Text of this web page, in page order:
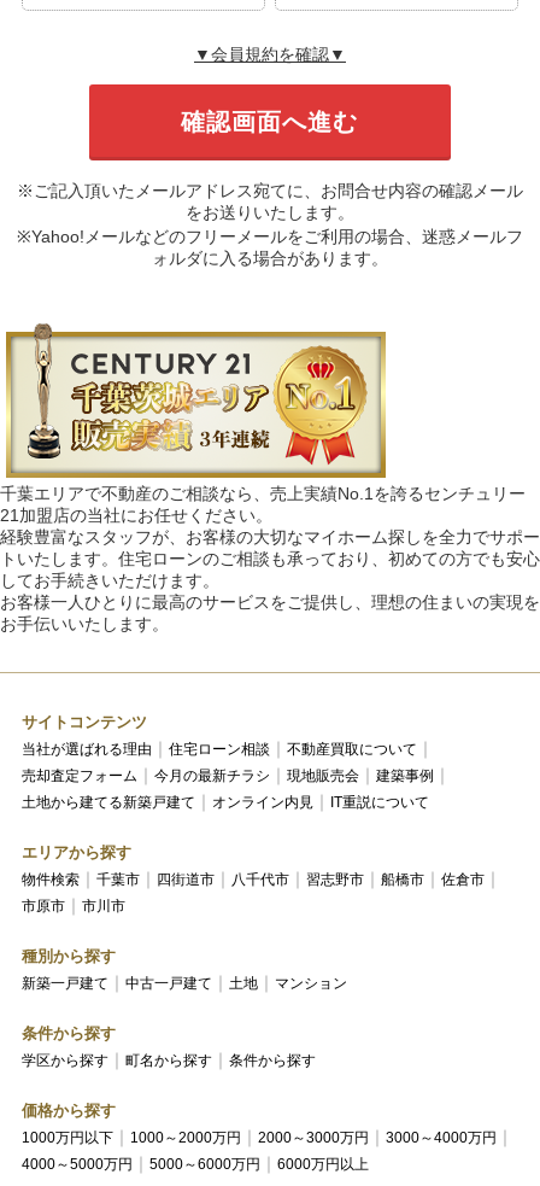
▼会員規約を確認▼
※ご記入頂いたメールアドレス宛てに、お問合せ内容の確認メール
をお送りいたします。
※Yahoo!メールなどのフリーメールをご利用の場合、迷惑メールフ
ォルダに入る場合があります。
千葉エリアで不動産のご相談なら、売上実績No.1を誇るセンチュリー
21加盟店の当社にお任せください。
経験豊富なスタッフが、お客様の大切なマイホーム探しを全力でサポー
トいたします。住宅ローンのご相談も承っており、初めての方でも安心
してお手続きいただけます。
お客様一人ひとりに最高のサービスをご提供し、理想の住まいの実現を
お手伝いいたします。
サイトコンテンツ
当社が選ばれる理由 住宅ローン相談
不動産買取について
売却査定フォーム
今月の最新チラシ 現地販売会
建築事例
土地から建てる新築戸建て
オンライン内見 IT重説について
エリアから探す
物件検索 千葉市 四街道市 八千代市 習志野市 船橋市
佐倉市
市原市
市川市
種別から探す
新築一戸建て 中古一戸建て 土地 マンション
条件から探す
学区から探す 町名から探す 条件から探す
価格から探す
1000万円以下 1000～2000万円 2000～3000万円
3000～4000万円
4000～5000万円
5000～6000万円 6000万円以上